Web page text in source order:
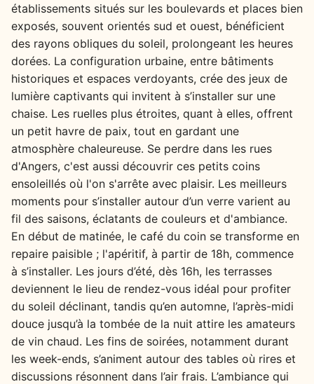
établissements situés sur les boulevards et places bien
exposés, souvent orientés sud et ouest, bénéficient
des rayons obliques du soleil, prolongeant les heures
dorées. La configuration urbaine, entre bâtiments
historiques et espaces verdoyants, crée des jeux de
lumière captivants qui invitent à s’installer sur une
chaise. Les ruelles plus étroites, quant à elles, offrent
un petit havre de paix, tout en gardant une
atmosphère chaleureuse. Se perdre dans les rues
d'Angers, c'est aussi découvrir ces petits coins
ensoleillés où l'on s'arrête avec plaisir. Les meilleurs
moments pour s’installer autour d’un verre varient au
fil des saisons, éclatants de couleurs et d'ambiance.
En début de matinée, le café du coin se transforme en
repaire paisible ; l'apéritif, à partir de 18h, commence
à s’installer. Les jours d’été, dès 16h, les terrasses
deviennent le lieu de rendez-vous idéal pour profiter
du soleil déclinant, tandis qu’en automne, l’après-midi
douce jusqu’à la tombée de la nuit attire les amateurs
de vin chaud. Les fins de soirées, notamment durant
les week-ends, s’animent autour des tables où rires et
discussions résonnent dans l’air frais. L’ambiance qui